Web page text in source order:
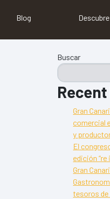
Blog Descubre
Buscar
Gran
comercial
y
El
edición
Gran
tesoros